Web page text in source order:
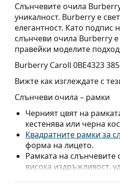
Слънчевите очила
уникалност. Burberry е
елегантност. Като подпис
слънчеви очила Burberry
правейки моделите
Burberry Caroll 0BE4323
Вижте как изглеждате с
Слънчеви очила – рамки
Черният цвят на
кестенява или черна
Квадратните рамки за
форма на лицето.
Рамката на слънчевите
висока издръжливост,